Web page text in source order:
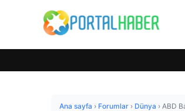
Ana sayfa › Forumlar › Dünya › ABD